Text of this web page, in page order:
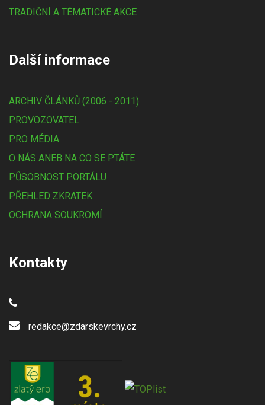
TRADIČNÍ A TÉMATICKÉ AKCE
Další informace
ARCHIV ČLÁNKŮ (2006 - 2011)
PROVOZOVATEL
PRO MÉDIA
O NÁS ANEB NA CO SE PTÁTE
PŮSOBNOST PORTÁLU
PŘEHLED ZKRATEK
OCHRANA SOUKROMÍ
Kontakty
redakce@zdarskevrchy.cz